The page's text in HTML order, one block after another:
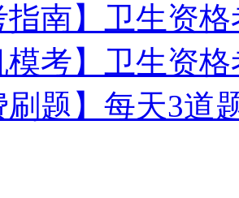
指南】卫生资
模考】卫生资
刷题】每天3